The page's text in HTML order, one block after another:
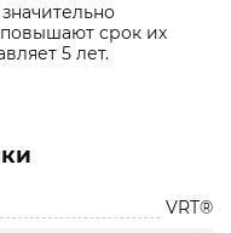
срок их
5 лет.
VRT®